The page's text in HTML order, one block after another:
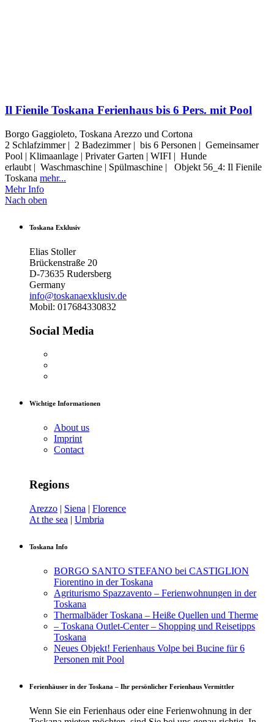
Il Fienile Toskana Ferienhaus bis 6 Pers. mit Pool
Borgo Gaggioleto, Toskana Arezzo und Cortona
2 Schlafzimmer | 2 Badezimmer | bis 6 Personen | Gemeinsamer
Pool | Klimaanlage | Privater Garten | WIFI | Hunde
erlaubt | Waschmaschine | Spülmaschine | Objekt 56_4: Il Fienile
Toskana mehr...
Mehr Info
Nach oben
Toskana Exklusiv
Elias Stoller
Brückenstraße 20
D-73635 Rudersberg
Germany
info@toskanaexklusiv.de
Mobil: 017684330832
Social Media
Wichtige Informationen
About us
Imprint
Contact
Regions
Arezzo | Siena | Florence
At the sea | Umbria
Toskana Info
BORGO SANTO STEFANO bei CASTIGLION
Fiorentino in der Toskana
Agriturismo Spazzavento – Ferienwohnungen in der
Toskana
Thermalbäder Toskana – Heiße Quellen und Therme
– Toskana Outlet-Center – Shopping und Reisetipps
Toskana
Neues Objekt! Ferienhaus Volpe bei Bucine für 6
Personen mit Pool
Ferienhäuser in der Toskana – Ihr persönlicher Ferienhaus Vermittler
Wenn Sie ein Ferienhaus oder eine Ferienwohnung in der